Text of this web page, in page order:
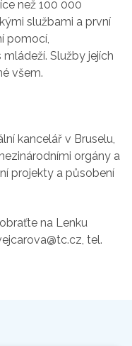
než 100 000
službami a první
pomocí,
Služby jejích
všem.
kancelář v Bruselu,
orgány a
projekty a působení
na Lenku
tel.